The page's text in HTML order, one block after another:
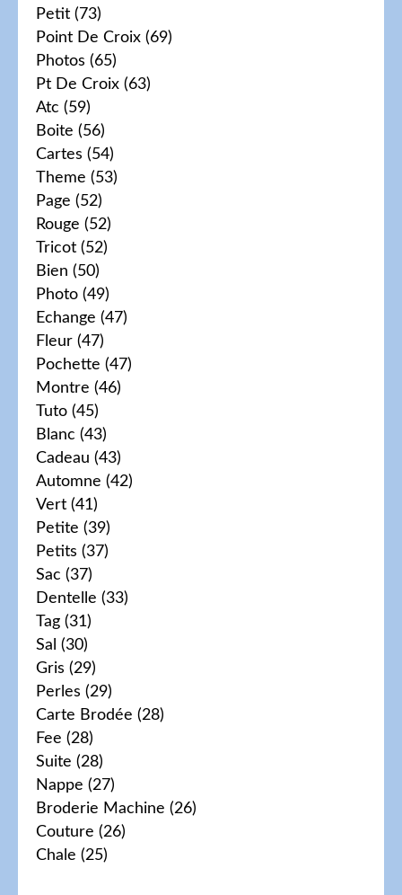
Petit (73)
Point De Croix (69)
Photos (65)
Pt De Croix (63)
Atc (59)
Boite (56)
Cartes (54)
Theme (53)
Page (52)
Rouge (52)
Tricot (52)
Bien (50)
Photo (49)
Echange (47)
Fleur (47)
Pochette (47)
Montre (46)
Tuto (45)
Blanc (43)
Cadeau (43)
Automne (42)
Vert (41)
Petite (39)
Petits (37)
Sac (37)
Dentelle (33)
Tag (31)
Sal (30)
Gris (29)
Perles (29)
Carte Brodée (28)
Fee (28)
Suite (28)
Nappe (27)
Broderie Machine (26)
Couture (26)
Chale (25)